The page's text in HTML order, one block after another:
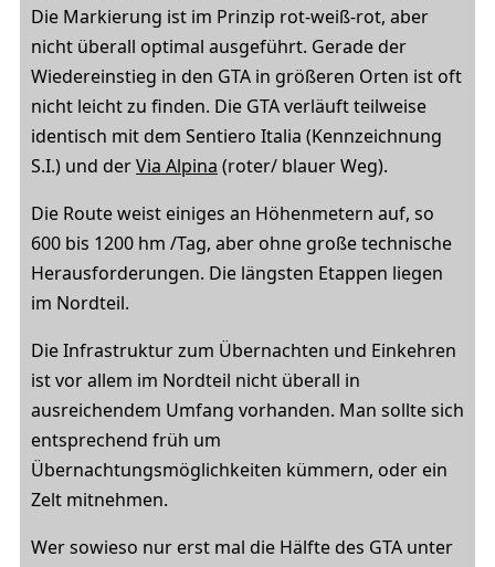
Die Markierung ist im Prinzip rot-weiß-rot, aber
nicht überall optimal ausgeführt. Gerade der
Wiedereinstieg in den GTA in größeren Orten ist oft
nicht leicht zu finden. Die GTA verläuft teilweise
identisch mit dem Sentiero Italia (Kennzeichnung
S.I.) und derVia Alpina (roter/ blauer Weg).
Die Route weist einiges an Höhenmetern auf, so
600 bis 1200 hm /Tag, aber ohne große technische
Herausforderungen. Die längsten Etappen liegen
im Nordteil.
Die Infrastruktur zum Übernachten und Einkehren
ist vor allem im Nordteil nicht überall in
ausreichendem Umfang vorhanden. Man sollte sich
entsprechend früh um
Übernachtungsmöglichkeiten kümmern, oder ein
Zelt mitnehmen.
Wer sowieso nur erst mal die Hälfte des GTA unter